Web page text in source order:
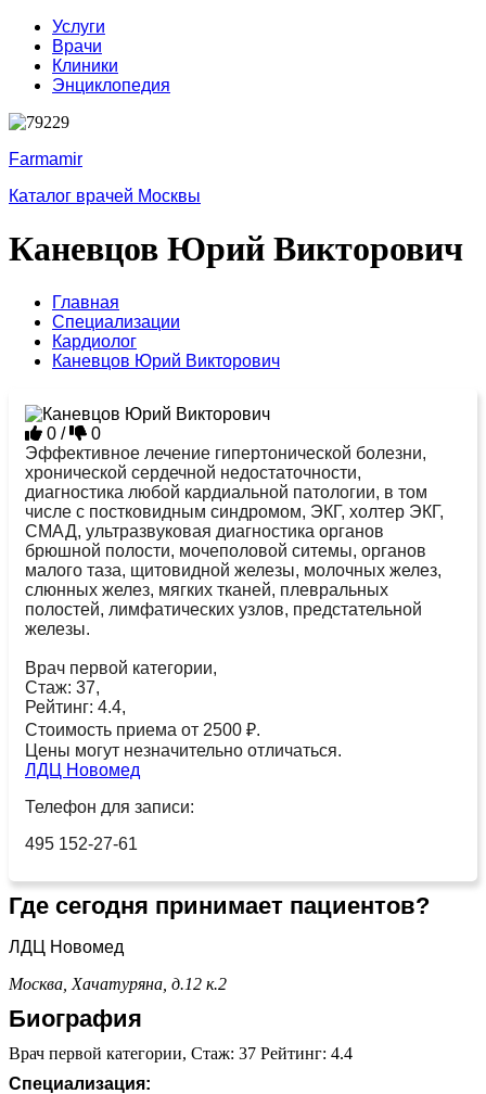
Услуги
Врачи
Клиники
Энциклопедия
Farmamir
Каталог врачей Москвы
Каневцов Юрий Викторович
Главная
Специализации
Кардиолог
Каневцов Юрий Викторович
0 /
0
Эффективное лечение гипертонической болезни,
хронической сердечной недостаточности,
диагностика любой кардиальной патологии, в том
числе с постковидным синдромом, ЭКГ, холтер ЭКГ,
СМАД, ультразвуковая диагностика органов
брюшной полости, мочеполовой ситемы, органов
малого таза, щитовидной железы, молочных желез,
слюнных желез, мягких тканей, плевральных
полостей, лимфатических узлов, предстательной
железы.
Врач первой категории,
Стаж: 37,
Рейтинг: 4.4,
Стоимость приема от 2500 ₽.
Цены могут незначительно отличаться.
ЛДЦ Новомед
Телефон для записи:
495 152-27-61
Где сегодня принимает пациентов?
ЛДЦ Новомед
Москва, Хачатуряна, д.12 к.2
Биография
Врач первой категории, Стаж: 37 Рейтинг: 4.4
Специализация: